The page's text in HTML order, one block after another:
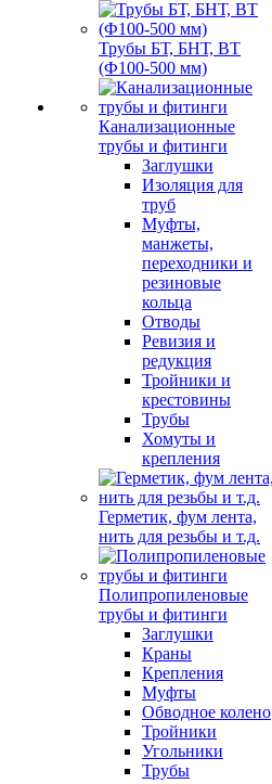
Трубы БТ, БНТ, ВТ
(Ф100-500 мм)
Канализационные
трубы и фитинги
Заглушки
Изоляция для
труб
Муфты,
манжеты,
переходники и
резиновые
кольца
Отводы
Ревизия и
редукция
Тройники и
крестовины
Трубы
Хомуты и
крепления
Герметик, фум лента,
нить для резьбы и т.д.
Полипропиленовые
трубы и фитинги
Заглушки
Краны
Крепления
Муфты
Обводное колено
Тройники
Угольники
Трубы